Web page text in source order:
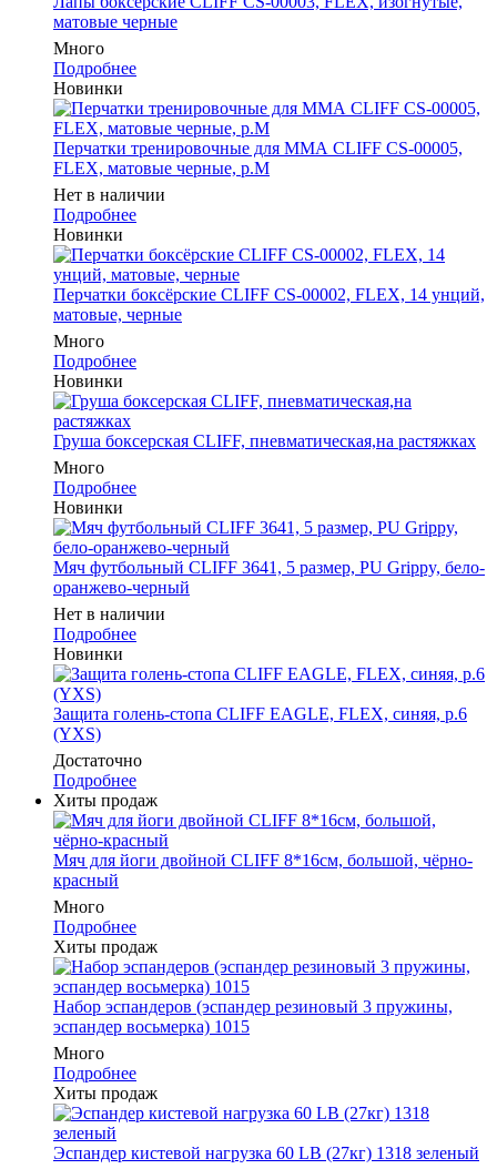
матовые черные
Много
Подробнее
Новинки
Перчатки тренировочные для ММА CLIFF CS-00005,
FLEX, матовые черные, р.M
Нет в наличии
Подробнее
Новинки
Перчатки боксёрские CLIFF CS-00002, FLEX, 14 унций,
матовые, черные
Много
Подробнее
Новинки
Груша боксерская CLIFF, пневматическая,на растяжках
Много
Подробнее
Новинки
Мяч футбольный CLIFF 3641, 5 размер, PU Grippy, бело-
оранжево-черный
Нет в наличии
Подробнее
Новинки
Защита голень-стопа CLIFF EAGLE, FLEX, синяя, р.6
(YXS)
Достаточно
Подробнее
Хиты продаж
Мяч для йоги двойной CLIFF 8*16см, большой, чёрно-
красный
Много
Подробнее
Хиты продаж
Набор эспандеров (эспандер резиновый 3 пружины,
эспандер восьмерка) 1015
Много
Подробнее
Хиты продаж
Эспандер кистевой нагрузка 60 LB (27кг) 1318 зеленый